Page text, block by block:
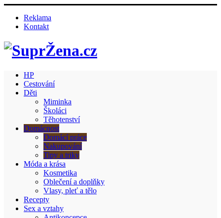
Reklama
Kontakt
HP
Cestování
Děti
Miminka
Školáci
Těhotenství
Domácnost
Domácí práce
Nakupování
Tipy a triky
Móda a krása
Kosmetika
Oblečení a doplňky
Vlasy, pleť a tělo
Recepty
Sex a vztahy